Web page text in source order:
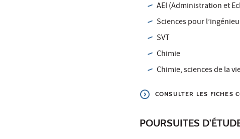
AEI (Administration et
Sciences pour
SVT
Chimie
Chimie, sciences de la
CONSULTER LES FICHES
POURSUITES